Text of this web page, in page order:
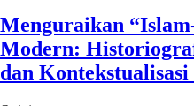
Menguraikan
Modern:
dan